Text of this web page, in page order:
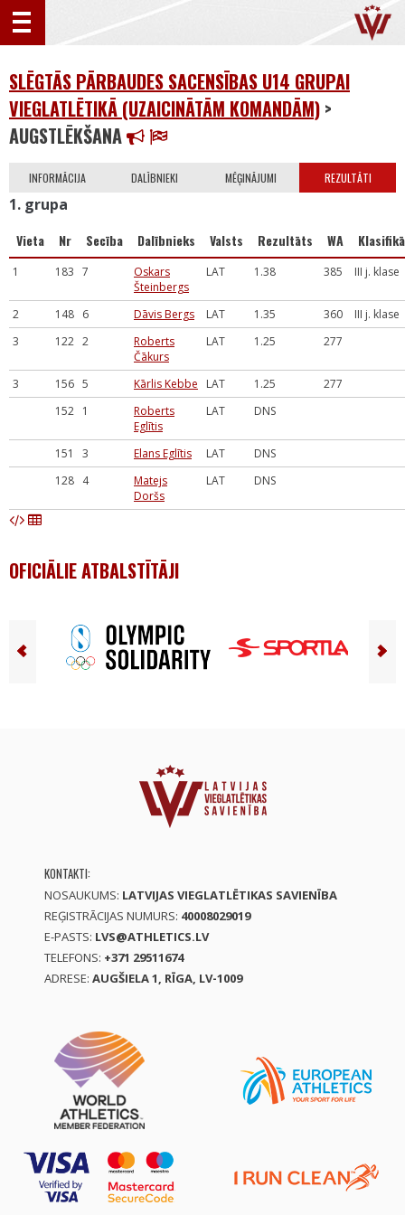
SLĒGTĀS PĀRBAUDES SACENSĪBAS U14 GRUPAI
VIEGLATLĒTIKĀ (UZAICINĀTĀM KOMANDĀM) >
AUGSTLĒKŠANA
INFORMĀCIJA DALĪBNIEKI MĒĢINĀJUMI REZULTĀTI
1. grupa
Vieta Nr Secība Dalībnieks Valsts Rezultāts WA
1 183 7
Oskars
Šteinbergs
LAT 1.38 385 III j. klase
2 148 6 Dāvis Bergs LAT 1.35 360
III j. klase
3
122 2
Roberts
Čākurs
LAT 1.25 277
3 156 5 Kārlis Kebbe LAT 1.25
277
152 1
Roberts
Eglītis
LAT DNS
151 3 Elans Eglītis LAT
DNS
128 4
Matejs
Doršs
LAT DNS
OFICIĀLIE ATBALSTĪTĀJI
KONTAKTI:
NOSAUKUMS: LATVIJAS VIEGLATLĒTIKAS SAVIENĪBA
REĢISTRĀCIJAS NUMURS: 40008029019
E-PASTS: LVS@ATHLETICS.LV
TELEFONS: +371 29511674
ADRESE: AUGŠIELA 1, RĪGA, LV-1009